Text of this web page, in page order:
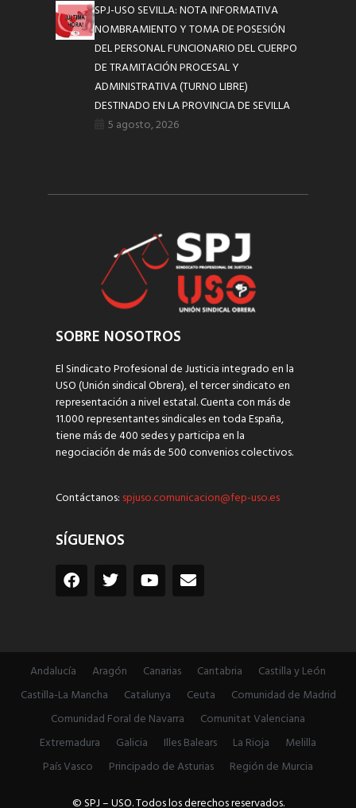
SPJ-USO SEVILLA: NOTA INFORMATIVA
NOMBRAMIENTO Y TOMA DE POSESIÓN
DEL PERSONAL FUNCIONARIO DEL CUERPO
DE TRAMITACIÓN PROCESAL Y
ADMINISTRATIVA (TURNO LIBRE)
DESTINADO EN LA PROVINCIA DE SEVILLA
5 agosto, 2026
SOBRE NOSOTROS
El Sindicato Profesional de Justicia integrado en la
USO (Unión sindical Obrera), el tercer sindicato en
representación a nivel estatal. Cuenta con más de
11.000 representantes sindicales en toda España,
tiene más de 400 sedes y participa en la
negociación de más de 500 convenios colectivos.
Contáctanos: spjuso.comunicacion@fep-uso.es
SÍGUENOS
Andalucía Aragón Canarias Cantabria
Castilla y León
Castilla-La Mancha
Catalunya Ceuta
Comunidad de Madrid
Comunidad Foral de Navarra
Comunitat Valenciana
Extremadura
Galicia Illes Balears La Rioja
Melilla
País Vasco
Principado de Asturias
Región de Murcia
© SPJ – USO. Todos los derechos reservados.